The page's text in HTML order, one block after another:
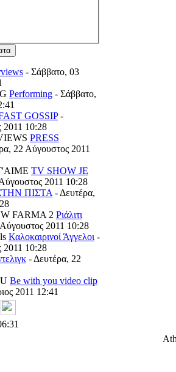
- Σάββατο, 03
Performing - Σάββατο,
GOSSIP-
2011 10:28
PRESS
22 Αύγουστος 2011
TV SHOW JE
2011 10:28
ΠΙΣΤΑ - Δευτέρα,
FARMA 2 Ριάλιτι
2011 10:28
Καλοκαιρινοί Άγγελοι -
2011 10:28
- Δευτέρα, 22
Be with you video clip
2011 12:41